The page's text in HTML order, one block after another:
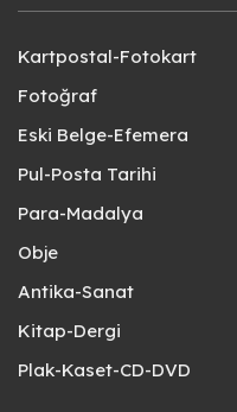
Kartpostal-Fotokart
Fotoğraf
Eski Belge-Efemera
Pul-Posta Tarihi
Para-Madalya
Obje
Antika-Sanat
Kitap-Dergi
Plak-Kaset-CD-DVD